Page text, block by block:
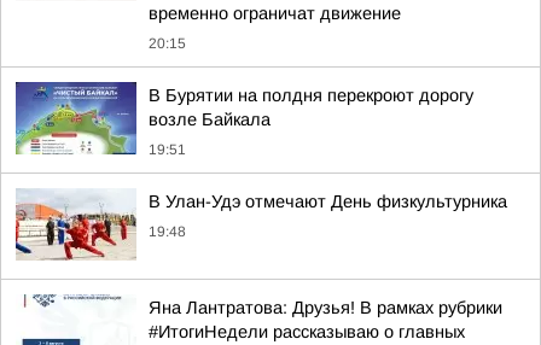
временно ограничат движение
20:15
В Бурятии на полдня перекроют дорогу
возле Байкала
19:51
В Улан-Удэ отмечают День физкультурника
19:48
Яна Лантратова: Друзья! В рамках рубрики
#ИтогиНедели рассказываю о главных